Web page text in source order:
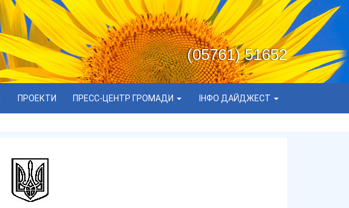
(05761) 51652
ПРОЕКТИ ПРЕСС-ЦЕНТР ГРОМАДИ ІНФО ДАЙДЖЕСТ